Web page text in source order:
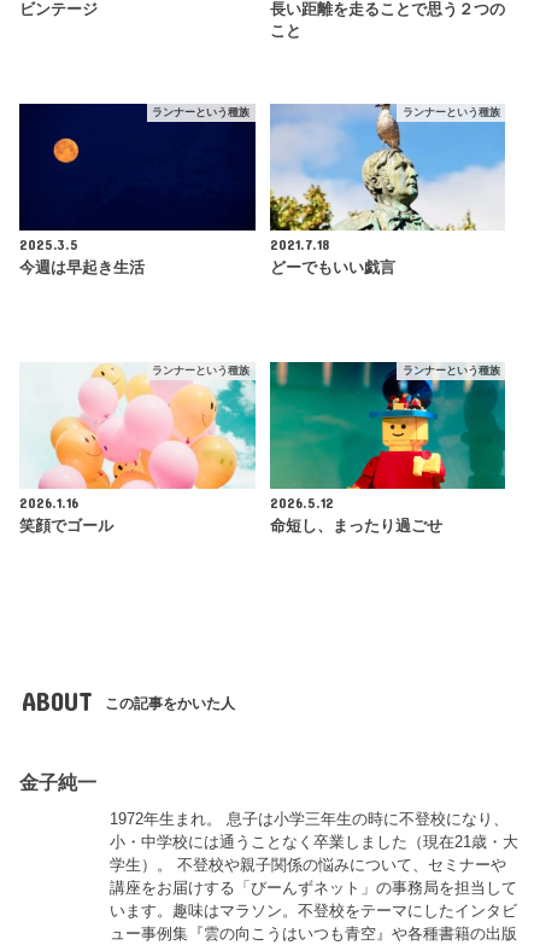
ビンテージ
長い距離を走ることで思う２つの
こと
ランナーという種族
2025.3.5
今週は早起き生活
ランナーという種族
2021.7.18
どーでもいい戯言
ランナーという種族
2026.1.16
笑顔でゴール
ランナーという種族
2026.5.12
命短し、まったり過ごせ
ABOUT この記事をかいた人
金子純一
1972年生まれ。 息子は小学三年生の時に不登校になり、
小・中学校には通うことなく卒業しました（現在21歳・大
学生）。 不登校や親子関係の悩みについて、セミナーや
講座をお届けする「びーんずネット」の事務局を担当して
います。趣味はマラソン。不登校をテーマにしたインタビ
ュー事例集『雲の向こうはいつも青空』や各種書籍の出版